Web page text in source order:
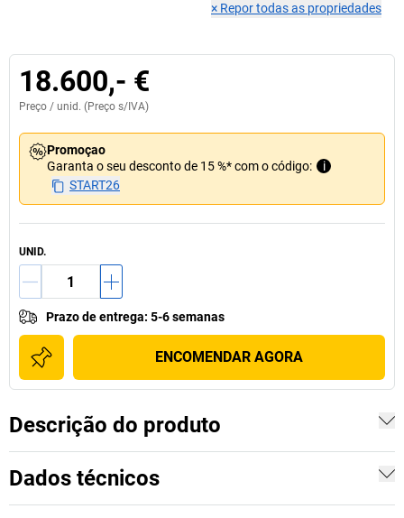
× Repor todas as propriedades
18.600,- €
Preço / unid. (Preço s/IVA)
Promoçao
Garanta o seu desconto de 15 %* com o código:
i
START26
UNID.
Prazo de entrega: 5-6 semanas
ENCOMENDAR AGORA
Descrição do produto
Dados técnicos